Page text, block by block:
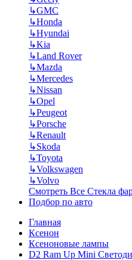
↳GMC
↳Honda
↳Hyundai
↳Kia
↳Land Rover
↳Mazda
↳Mercedes
↳Nissan
↳Opel
↳Peugeot
↳Porsche
↳Renault
↳Skoda
↳Toyota
↳Volkswagen
↳Volvo
Смотреть Все Стекла
Подбор по авто
Главная
Ксенон
Ксеноновые лампы
D2 Ram Up Mini